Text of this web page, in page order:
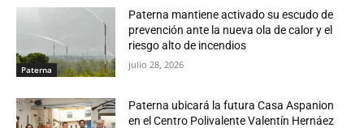
Paterna
Paterna mantiene activado su escudo de
prevención ante la nueva ola de calor y el
riesgo alto de incendios
julio 28, 2026
Paterna ubicará la futura Casa Aspanion
en el Centro Polivalente Valentín Hernáez